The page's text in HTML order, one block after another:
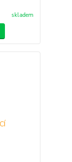
skladem